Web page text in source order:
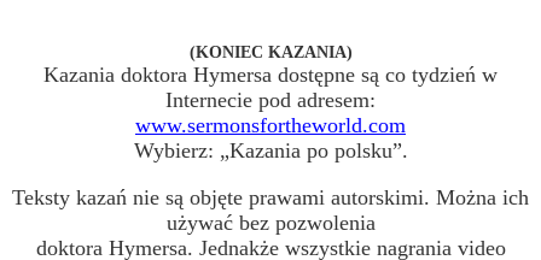
(KONIEC KAZANIA)
Kazania doktora Hymersa dostępne są co tydzień w
Internecie pod adresem:
www.sermonsfortheworld.com
Wybierz: „Kazania po polsku”.
Teksty kazań nie są objęte prawami autorskimi. Można ich
używać bez pozwolenia
doktora Hymersa. Jednakże wszystkie nagrania video